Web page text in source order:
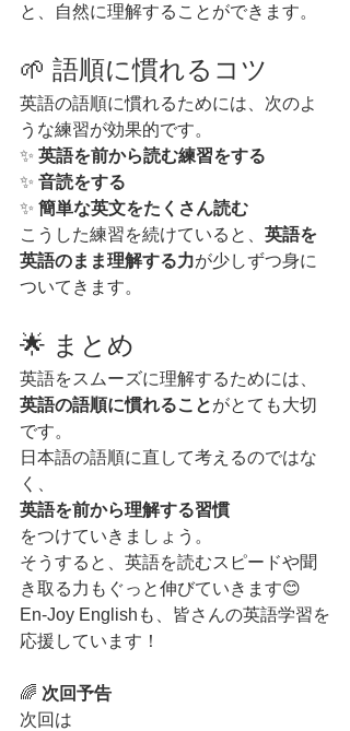
と、自然に理解することができます。
🌱 語順に慣れるコツ
英語の語順に慣れるためには、次のよ
うな練習が効果的です。
✨ 英語を前から読む練習をする
✨ 音読をする
✨ 簡単な英文をたくさん読む
こうした練習を続けていると、 英語を
英語のまま理解する力が少しずつ身に
ついてきます。
🌟 まとめ
英語をスムーズに理解するためには、
英語の語順に慣れることがとても大切
です。
日本語の語順に直して考えるのではな
く、
英語を前から理解する習慣
をつけていきましょう。
そうすると、英語を読むスピードや聞
き取る力もぐっと伸びていきます😊
En-Joy Englishも、皆さんの英語学習を
応援しています！
🌈 次回予告
次回は